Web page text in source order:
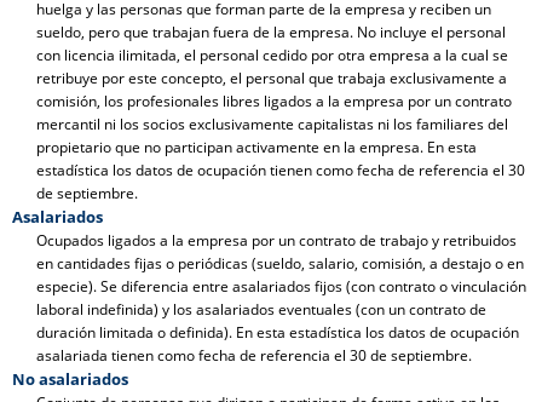
huelga y las personas que forman parte de la empresa y reciben un
sueldo, pero que trabajan fuera de la empresa. No incluye el personal
con licencia ilimitada, el personal cedido por otra empresa a la cual se
retribuye por este concepto, el personal que trabaja exclusivamente a
comisión, los profesionales libres ligados a la empresa por un contrato
mercantil ni los socios exclusivamente capitalistas ni los familiares del
propietario que no participan activamente en la empresa. En esta
estadística los datos de ocupación tienen como fecha de referencia el 30
de septiembre.
Asalariados
Ocupados ligados a la empresa por un contrato de trabajo y retribuidos
en cantidades fijas o periódicas (sueldo, salario, comisión, a destajo o en
especie). Se diferencia entre asalariados fijos (con contrato o vinculación
laboral indefinida) y los asalariados eventuales (con un contrato de
duración limitada o definida). En esta estadística los datos de ocupación
asalariada tienen como fecha de referencia el 30 de septiembre.
No asalariados